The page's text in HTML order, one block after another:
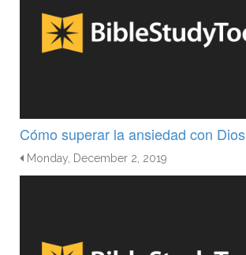
Cómo superar la ansiedad con Dios
Monday, December 2, 2019